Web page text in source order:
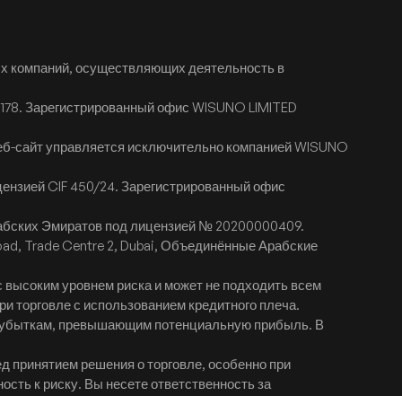
компаний, осуществляющих деятельность в
Зарегистрированный офис WISUNO LIMITED
сайт управляется исключительно компанией WISUNO
CIF 450/24. Зарегистрированный офис
Эмиратов под лицензией № 20200000409.
Trade Centre 2, Dubai, Объединённые Арабские
уровнем риска и может не подходить всем
с использованием кредитного плеча.
убыткам, превышающим потенциальную прибыль. В
решения о торговле, особенно при
к риску. Вы несете ответственность за